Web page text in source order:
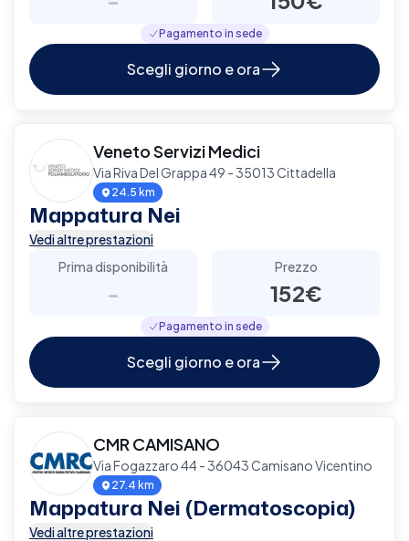
Pagamento in sede
Scegli giorno e ora
Veneto Servizi Medici
Via Riva Del Grappa 49 - 35013 Cittadella
24.5 km
Mappatura Nei
Vedi altre prestazioni
Prima disponibilità
-
Prezzo
152€
Pagamento in sede
Scegli giorno e ora
CMR CAMISANO
Via Fogazzaro 44 - 36043 Camisano Vicentino
27.4 km
Mappatura Nei (Dermatoscopia)
Vedi altre prestazioni